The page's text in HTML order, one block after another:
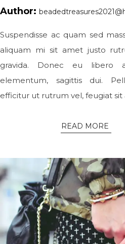
Author:
Suspendisse ac quam sed
aliquam mi sit amet justo
gravida. Donec eu libero
elementum, sagittis dui.
efficitur ut rutrum vel, feugiat sit
READ MORE